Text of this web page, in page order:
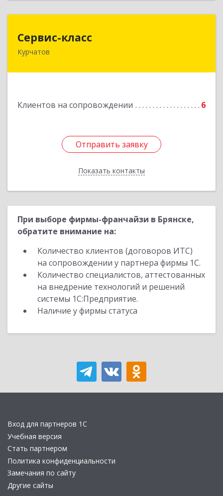
Сервис-класс
Курчатов
Клиентов на сопровождении 6
Отправить заявку
Показать контакты
Подробнее
Отправить заявку
Назад
При выборе фирмы-франчайзи в Брянске,
обратите внимание на:
Количество клиентов (договоров ИТС)
на сопровождении у партнера фирмы 1С.
Количество специалистов, аттестованных
на внедрение технологий и решений
системы 1С:Предприятие.
Наличие у фирмы статуса
Вход для партнеров 1С
Учебная версия
Стать партнером
Политика конфиденциальности
Замечания по сайту
Другие сайты